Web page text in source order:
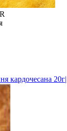
кардочесана